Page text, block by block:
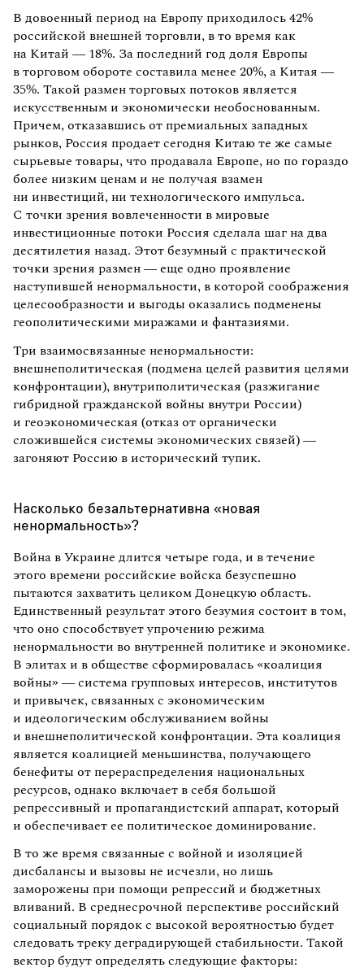
В довоенный период на Европу приходилось 42%
российской внешней торговли, в то время как
на Китай — 18%. За последний год доля Европы
в торговом обороте составила менее 20%, а Китая —
35%. Такой размен торговых потоков является
искусственным и экономически необоснованным.
Причем, отказавшись от премиальных западных
рынков, Россия продает сегодня Китаю те же самые
сырьевые товары, что продавала Европе, но по гораздо
более низким ценам и не получая взамен
ни инвестиций, ни технологического импульса.
С точки зрения вовлеченности в мировые
инвестиционные потоки Россия сделала шаг на два
десятилетия назад. Этот безумный с практической
точки зрения размен — еще одно проявление
наступившей ненормальности, в которой соображения
целесообразности и выгоды оказались подменены
геополитическими миражами и фантазиями.
Три взаимосвязанные ненормальности:
внешнеполитическая (подмена целей развития целями
конфронтации), внутриполитическая (разжигание
гибридной гражданской войны внутри России)
и геоэкономическая (отказ от органически
сложившейся системы экономических связей) —
загоняют Россию в исторический тупик.
Насколько безальтернативна «новая
ненормальность»?
Война в Украине длится четыре года, и в течение
этого времени российские войска безуспешно
пытаются захватить целиком Донецкую область.
Единственный результат этого безумия состоит в том,
что оно способствует упрочению режима
ненормальности во внутренней политике и экономике.
В элитах и в обществе сформировалась «коалиция
войны» — система групповых интересов, институтов
и привычек, связанных с экономическим
и идеологическим обслуживанием войны
и внешнеполитической конфронтации. Эта коалиция
является коалицией меньшинства, получающего
бенефиты от перераспределения национальных
ресурсов, однако включает в себя большой
репрессивный и пропагандистский аппарат, который
и обеспечивает ее политическое доминирование.
В то же время связанные с войной и изоляцией
дисбалансы и вызовы не исчезли, но лишь
заморожены при помощи репрессий и бюджетных
вливаний. В среднесрочной перспективе российский
социальный порядок с высокой вероятностью будет
следовать треку деградирующей стабильности. Такой
вектор будут определять следующие факторы: